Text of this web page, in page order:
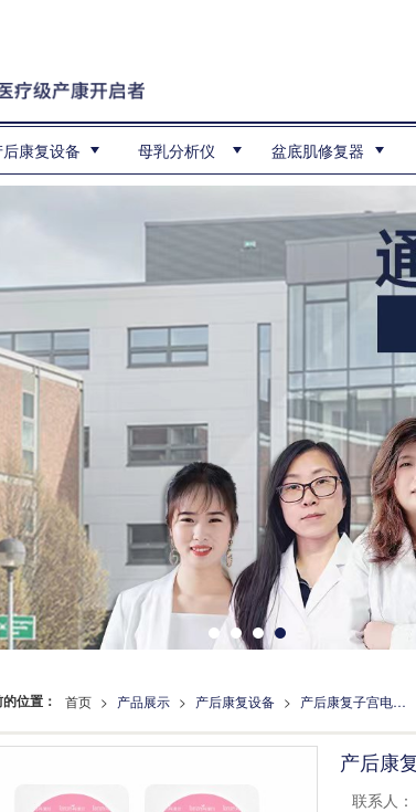
康复设备 母乳分析仪 盆底肌修复器
位置： 首页 > 产品展示 > 产后康复设备 > 产后康复子宫电极片
产后康
联系人：